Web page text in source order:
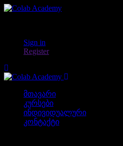
Sign in
Register
მთავარი
კურსები
ინდივიდუალური
კონტაქტი